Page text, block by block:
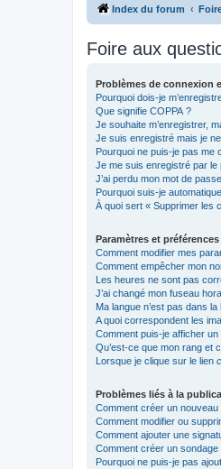
Index du forum
Foire aux
Problèmes de connexion
Pourquoi dois-je
Que signifie COPPA ?
Je souhaite m’enregistrer,
Je suis enregistré mais je
Pourquoi ne puis-je pas me
Je me suis enregistré par
J’ai perdu mon mot de
Pourquoi suis-je
À quoi sert « Supprimer les
Paramètres et
Comment modifier mes
Comment empêcher mon
Les heures ne sont pas
J’ai changé mon fuseau
Ma langue n’est pas dans la
A quoi correspondent les
Comment puis-je afficher un
Qu’est-ce que mon rang et
Lorsque je clique sur le lien
Problèmes liés à la
Comment créer un
Comment modifier ou
Comment ajouter une
Comment créer un sondage
Pourquoi ne puis-je pas